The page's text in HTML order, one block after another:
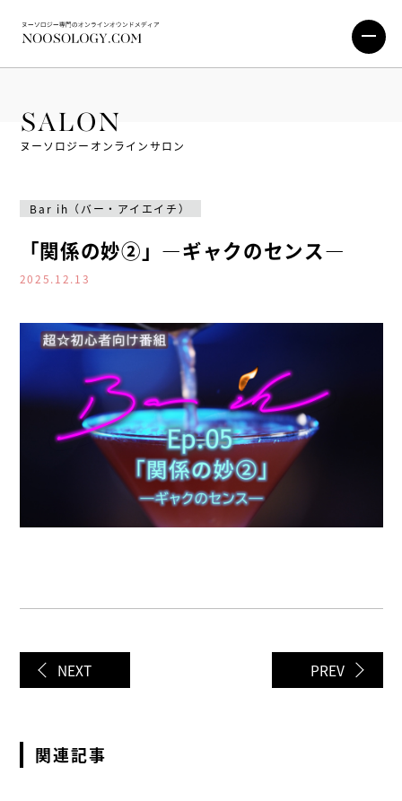
SALON
ヌーソロジーオンラインサロン
Bar ih（バー・アイエイチ）
「関係の妙②」―ギャクのセンス―
2025.12.13
NEXT PREV
関連記事